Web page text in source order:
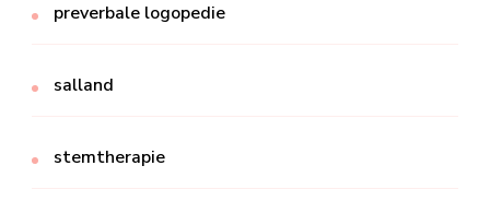
preverbale logopedie
salland
stemtherapie